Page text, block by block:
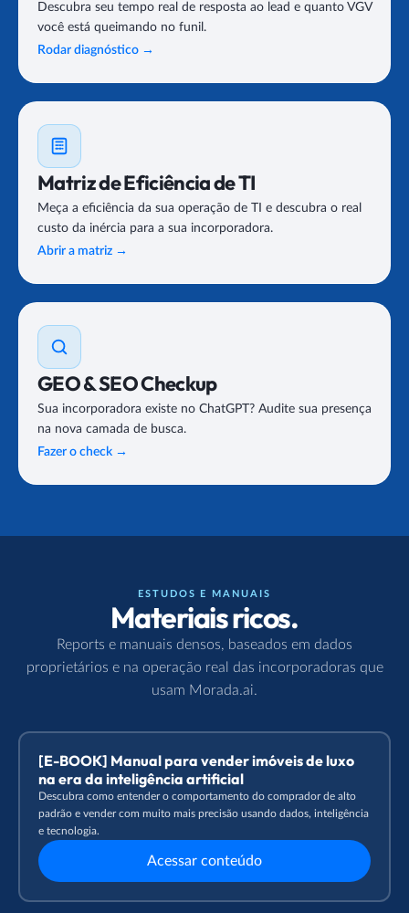
Descubra seu tempo real de resposta ao lead e quanto VGV
você está queimando no funil.
Rodar diagnóstico →
Matriz de Eficiência de TI
Meça a eficiência da sua operação de TI e descubra o real
custo da inércia para a sua incorporadora.
Abrir a matriz →
GEO & SEO Checkup
Sua incorporadora existe no ChatGPT? Audite sua presença
na nova camada de busca.
Fazer o check →
ESTUDOS E MANUAIS
Materiais ricos.
Reports e manuais densos, baseados em dados
proprietários e na operação real das incorporadoras que
usam Morada.ai.
[E-BOOK] Manual para vender imóveis de luxo
na era da inteligência artificial
Descubra como entender o comportamento do comprador de alto
padrão e vender com muito mais precisão usando dados, inteligência
e tecnologia.
Acessar conteúdo